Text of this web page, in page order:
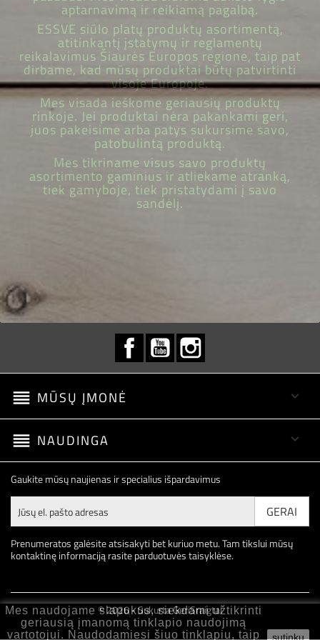
aptarnavimą ir reikiamą pagalbą.
ESSVE siūlo platų produktų asortimentą,
atitinkantį įstatymų ir reglamentų
reikalavimus Šiaurės Europos regione, taip pat
dirbame, kad mūsų produktai būtų patvirtinti
visoje Europoje.
Mes visada ieškome geriausių produktų
rinkoje. Jei produktai nėra pakankami geri,
juos pakeisime arba patys sukursime savo,
patobulintą produktą.
Mes tikriname visus savo produktų
asortimento gaminius ir atliekame atranką,
tiek gamyboje, tiek pristatydami į savo
sandėlį.
FacebookYouTube
reorder MŪSŲ ĮMONĖ 
reorder NAUDINGA 
Gaukite mūsų naujienas ir specialius išpardavimus
Prenumeratos galėsite atsisakyti bet kuriuo metu. Tam tikslui mūsų
kontaktinę informaciją rasite parduotuvės taisyklėse.
Mes naudojame slapukus, siekdami užtikrinti
geriausią įmanomą tinklapio naudojimą
vartotojui. Naudodamiesi šiuo tinklapiu, taip
sutinku
© 2026 - Sukurta GeriSraigtai